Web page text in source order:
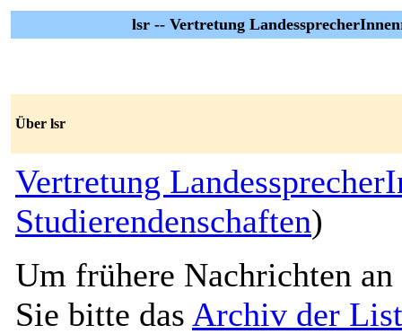
lsr -- Vertretung
Über lsr
Vertretung
Studierendenschaften)
Um frühere Nachrichten an
Sie bitte das Archiv der